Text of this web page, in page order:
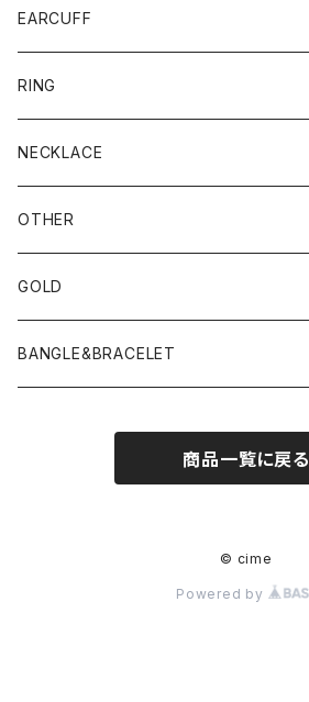
EARCUFF
RING
NECKLACE
OTHER
GOLD
PIERCE
BANGLE&BRACELET
商品一覧に戻る
© cime
Powered by